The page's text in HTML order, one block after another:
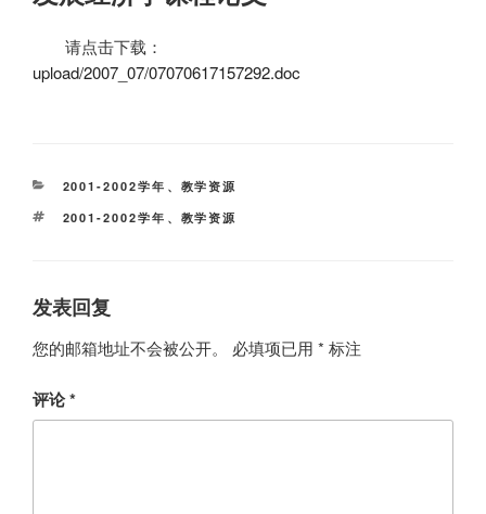
请点击下载：
upload/2007_07/07070617157292.doc
分
2001-2002学年 、 教学资源
标
2001-2002学年 、 教学资源
发表回复
您的邮箱地址不会被公开。 必填项已用 * 标注
评论*